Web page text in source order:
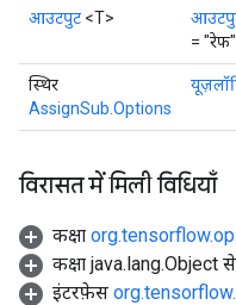
आउटपुट <T>
=
स्थिर
AssignSub.Options
विरासत में मिली विधियाँ
कक्षा
कक्षा java.lang.Object से
इंटरफ़ेस